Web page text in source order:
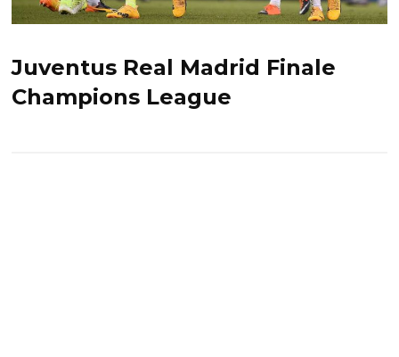
Juventus Real Madrid Finale
Champions League